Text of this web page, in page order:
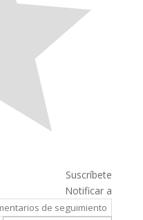
Suscríbete
Notificar a